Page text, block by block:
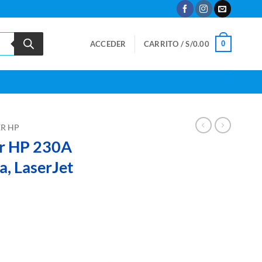
ACCEDER CARRITO /S/0.00 0
HP
HP 230A
LaserJet